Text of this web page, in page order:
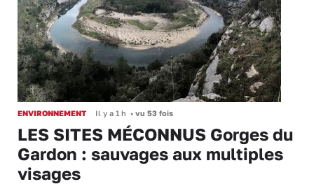
ENVIRONNEMENT Il y a 1 h • vu 53 fois
LES SITES MÉCONNUS Gorges du
Gardon : sauvages aux multiples
visages